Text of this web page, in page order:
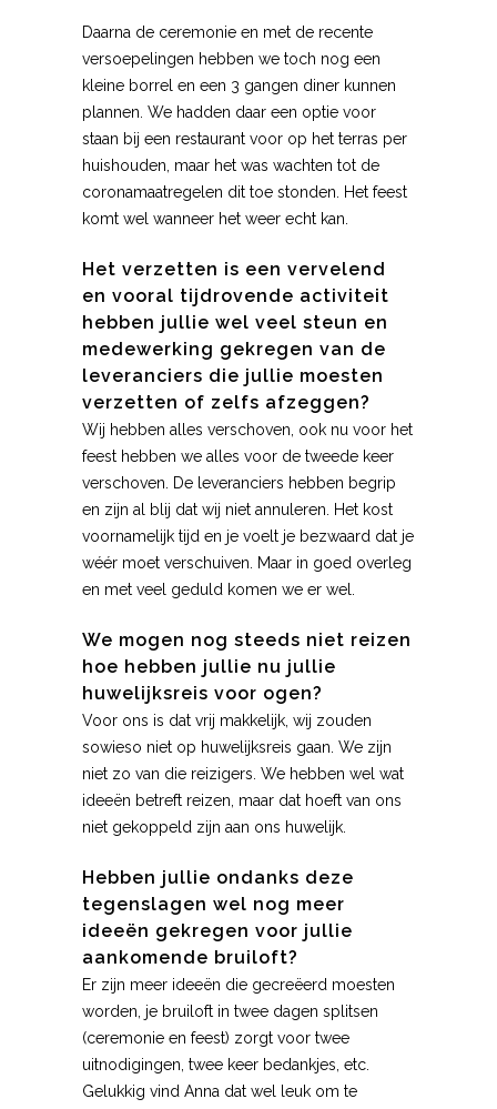
Daarna de ceremonie en met de recente
versoepelingen hebben we toch nog een
kleine borrel en een 3 gangen diner kunnen
plannen. We hadden daar een optie voor
staan bij een restaurant voor op het terras per
huishouden, maar het was wachten tot de
coronamaatregelen dit toe stonden. Het feest
komt wel wanneer het weer echt kan.
Het verzetten is een vervelend
en vooral tijdrovende activiteit
hebben jullie wel veel steun en
medewerking gekregen van de
leveranciers die jullie moesten
verzetten of zelfs afzeggen?
Wij hebben alles verschoven, ook nu voor het
feest hebben we alles voor de tweede keer
verschoven. De leveranciers hebben begrip
en zijn al blij dat wij niet annuleren. Het kost
voornamelijk tijd en je voelt je bezwaard dat je
wéér moet verschuiven. Maar in goed overleg
en met veel geduld komen we er wel.
We mogen nog steeds niet reizen
hoe hebben jullie nu jullie
huwelijksreis voor ogen?
Voor ons is dat vrij makkelijk, wij zouden
sowieso niet op huwelijksreis gaan. We zijn
niet zo van die reizigers. We hebben wel wat
ideeën betreft reizen, maar dat hoeft van ons
niet gekoppeld zijn aan ons huwelijk.
Hebben jullie ondanks deze
tegenslagen wel nog meer
ideeën gekregen voor jullie
aankomende bruiloft?
Er zijn meer ideeën die gecreëerd moesten
worden, je bruiloft in twee dagen splitsen
(ceremonie en feest) zorgt voor twee
uitnodigingen, twee keer bedankjes, etc.
Gelukkig vind Anna dat wel leuk om te